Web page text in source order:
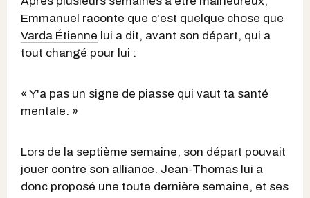
Emmanuel raconte que c'est quelque chose que
Varda Étienne lui a dit, avant son départ, qui a
tout changé pour lui :
« Y'a pas un signe de piasse qui vaut ta santé
mentale. »
Lors de la septième semaine, son départ pouvait
jouer contre son alliance. Jean-Thomas lui a
donc proposé une toute dernière semaine, et ses